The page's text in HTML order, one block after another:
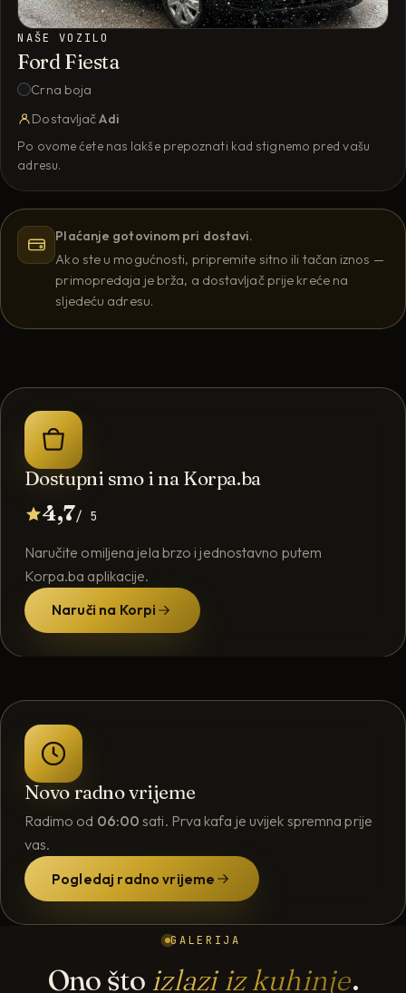
NAŠE VOZILO
Ford Fiesta
Crna boja
DostavljačAdi
Po ovome ćete nas lakše prepoznati kad stignemo pred vašu
adresu.
Plaćanje gotovinom pri dostavi.
Ako ste u mogućnosti, pripremite sitno ili tačan iznos —
primopredaja je brža, a dostavljač prije kreće na
sljedeću adresu.
Dostupni smo i na Korpa.ba
4,7/ 5
Naručite omiljena jela brzo i jednostavno putem
Korpa.ba aplikacije.
Naruči na Korpi
Novo radno vrijeme
Radimo od 06:00 sati. Prva kafa je uvijek spremna prije
vas.
Pogledaj radno vrijeme
GALERIJA
Ono što izlazi iz kuhinje.